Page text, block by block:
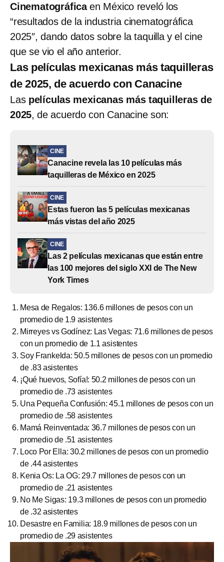
Cinematográficaen México reveló los
“resultados de la industria cinematográfica
2025″, dando datos sobre la taquilla y el cine
que se vio el año anterior.
Las películas mexicanas más taquilleras
de 2025, de acuerdo con Canacine
Las películas mexicanas más taquilleras de
2025, de acuerdo con Canacine son:
CINE
Canacine revela las 10 películas más
taquilleras de México en 2025
CINE
Estas fueron las 5 películas mexicanas
más vistas del año 2025
CINE
Las 2 películas mexicanas que están entre
las 100 mejores del siglo XXI de The New
York Times
Mesa de Regalos: 136.6 millones de pesos con un
promedio de 1.9 asistentes
Mirreyes vs Godínez: Las Vegas: 71.6 millones de pesos
con un promedio de 1.1 asistentes
Soy Frankelda: 50.5 millones de pesos con un promedio
de .83 asistentes
¡Qué huevos, Sofía!: 50.2 millones de pesos con un
promedio de .73 asistentes
Una Pequeña Confusión: 45.1 millones de pesos con un
promedio de .58 asistentes
Mamá Reinventada: 36.7 millones de pesos con un
promedio de .51 asistentes
Loco Por Ella: 30.2 millones de pesos con un promedio
de .44 asistentes
Kenia Os: La OG: 29.7 millones de pesos con un
promedio de .21 asistentes
No Me Sigas: 19.3 millones de pesos con un promedio
de .32 asistentes
Desastre en Familia: 18.9 millones de pesos con un
promedio de .29 asistentes